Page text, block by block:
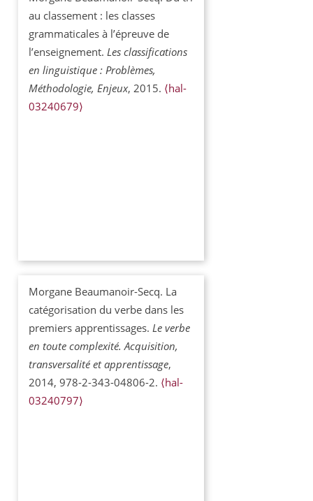
au classement : les classes
grammaticales à l’épreuve de
l’enseignement. Les classifications
en linguistique : Problèmes,
Méthodologie, Enjeux, 2015. ⟨hal-
03240679⟩
Morgane Beaumanoir-Secq. La
catégorisation du verbe dans les
premiers apprentissages. Le verbe
en toute complexité. Acquisition,
transversalité et apprentissage,
2014, 978-2-343-04806-2. ⟨hal-
03240797⟩